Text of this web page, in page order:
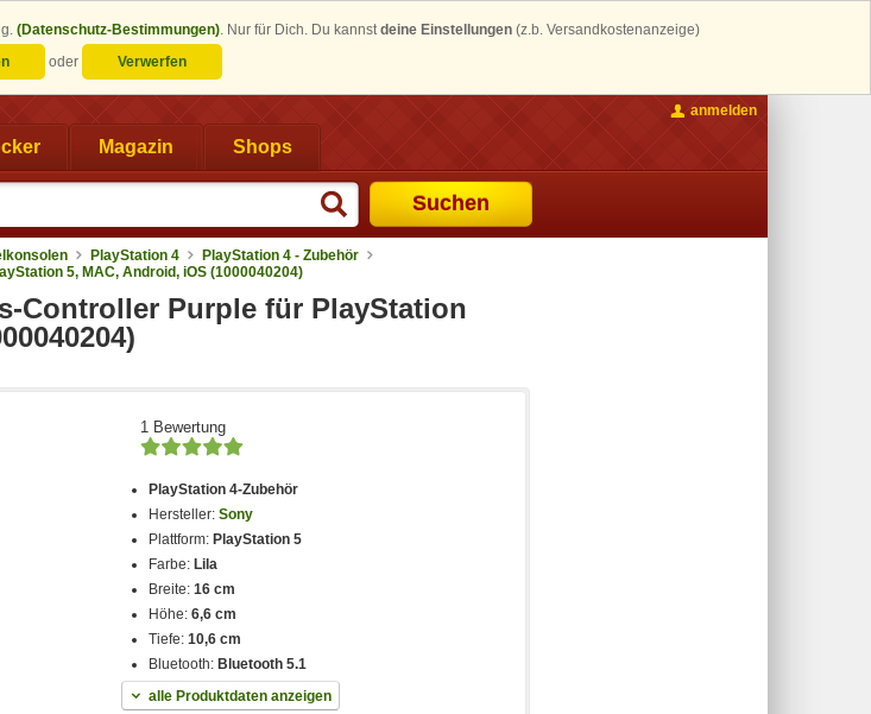
(Datenschutz-Bestimmungen). Nur für Dich. Du kannstdeine Einstellungen (z.b. Versandkostenanzeige)
oder Verwerfen
Magazin Shops
Suchen
anmelden
PlayStation 4
PlayStation 4 - Zubehör
5, MAC, Android, iOS (1000040204)
Controller Purple für PlayStation
1 Bewertung
PlayStation 4-Zubehör
Hersteller:Sony
Plattform: PlayStation 5
Farbe: Lila
Breite:16 cm
Höhe:6,6 cm
Tiefe:10,6 cm
Bluetooth: Bluetooth 5.1
alle Produktdaten anzeigen